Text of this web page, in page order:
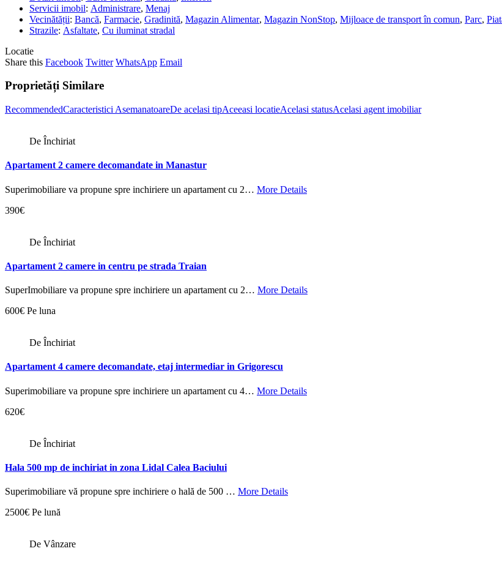
Servicii imobil: Administrare, Menaj
Vecinătății: Bancă, Farmacie, Gradinită, Magazin Alimentar, Magazin NonStop, Mijloace de transport în comun, Parc,
Strazile: Asfaltate, Cu iluminat stradal
Locatie
Share this Facebook Twitter WhatsApp Email
Proprietăți Similare
RecommendedCaracteristici AsemanatoareDe acelasi tipAceeasi locatieAcelasi statusAcelasi agent imobiliar
De Închiriat
Apartament 2 camere decomandate in Manastur
Superimobiliare va propune spre inchiriere un apartament cu 2… More Details
390€
De Închiriat
Apartament 2 camere in centru pe strada Traian
SuperImobiliare va propune spre inchiriere un apartament cu 2… More Details
600€ Pe luna
De Închiriat
Apartament 4 camere decomandate, etaj intermediar in Grigorescu
Superimobiliare va propune spre inchiriere un apartament cu 4… More Details
620€
De Închiriat
Hala 500 mp de inchiriat in zona Lidal Calea Baciului
Superimobiliare vă propune spre inchiriere o hală de 500 … More Details
2500€ Pe lună
De Vânzare